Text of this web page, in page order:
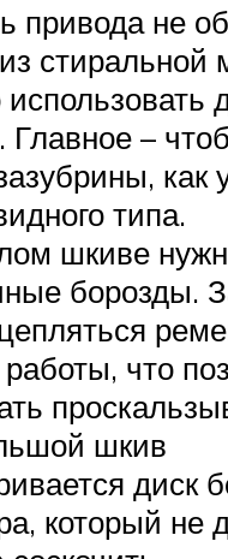
привода не
Главное –
как
типа.
шкиве
борозды.
что
шкив
диск
который не